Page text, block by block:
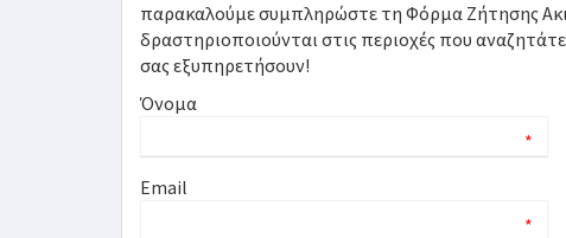
παρακαλούμε συμπληρώστε τη Φόρμα Ζήτησης
δραστηριοποιούνται στις περιοχές που
σας εξυπηρετήσουν!
Όνομα
*
Email
*